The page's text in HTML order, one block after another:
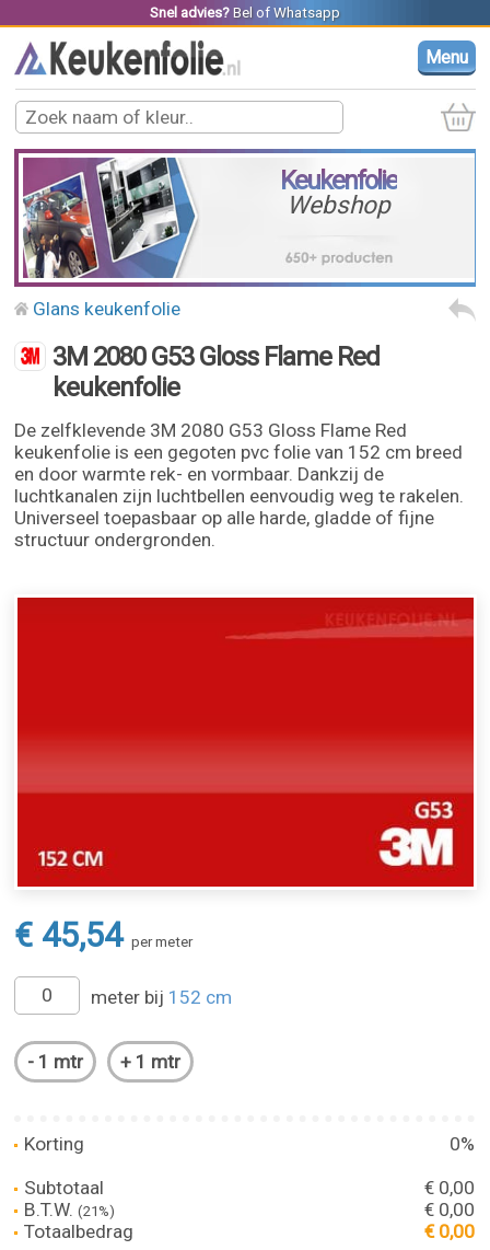
Snel advies? Belof Whatsapp
Menu
Keukenfolie
Webshop
Glans keukenfolie
3M 2080 G53 Gloss Flame Red
keukenfolie
De zelfklevende 3M 2080 G53 Gloss Flame Red
keukenfolie is een gegoten pvc folie van 152 cm breed
en door warmte rek- en vormbaar. Dankzij de
luchtkanalen zijn luchtbellen eenvoudig weg te rakelen.
Universeel toepasbaar op alle harde, gladde of fijne
structuur ondergronden.
€ 45,54 per meter
meter bij 152 cm
Korting
0%
Subtotaal
€ 0,00
B.T.W.(21%)
€ 0,00
Totaalbedrag
€ 0,00